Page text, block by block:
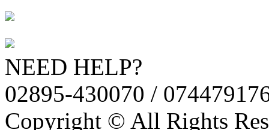
NEED HELP?
02895-430070 /
Copyright © All Rights